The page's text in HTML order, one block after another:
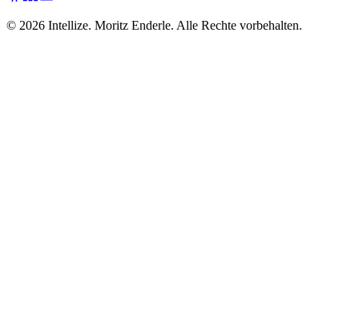
© 2026 Intellize. Moritz Enderle. Alle Rechte vorbehalten.